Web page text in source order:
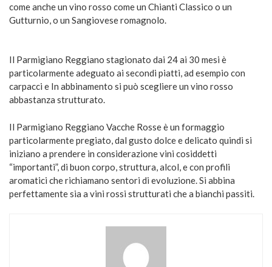
come anche un vino rosso come un Chianti Classico o un
Gutturnio, o un Sangiovese romagnolo.
Il Parmigiano Reggiano stagionato dai 24 ai 30 mesi è
particolarmente adeguato ai secondi piatti, ad esempio con
carpacci e In abbinamento si può scegliere un vino rosso
abbastanza strutturato.
Il Parmigiano Reggiano Vacche Rosse è un formaggio
particolarmente pregiato, dal gusto dolce e delicato quindi si
iniziano a prendere in considerazione vini cosiddetti
“importanti”, di buon corpo, struttura, alcol, e con profili
aromatici che richiamano sentori di evoluzione. Si abbina
perfettamente sia a vini rossi strutturati che a bianchi passiti.